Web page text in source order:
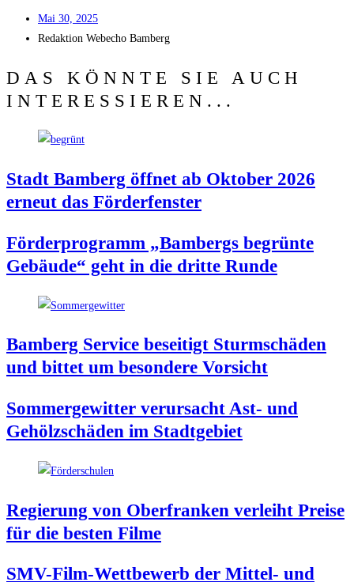
Mai 30, 2025
Redak­ti­on Web­echo Bamberg
DAS KÖNNTE SIE AUCH
INTERESSIEREN...
Stadt Bam­berg öff­net ab Okto­ber 2026
erneut das Förderfenster
För­der­pro­gramm „Bam­bergs begrün­te
Gebäu­de“ geht in die drit­te Runde
Bam­berg Ser­vice besei­tigt Sturm­schä­den
und bit­tet um beson­de­re Vorsicht
Som­mer­ge­wit­ter ver­ur­sacht Ast- und
Gehölz­schä­den im Stadtgebiet
Regie­rung von Ober­fran­ken ver­leiht Prei­se
für die bes­ten Filme
SMV-Film-Wett­be­werb der Mit­tel- und